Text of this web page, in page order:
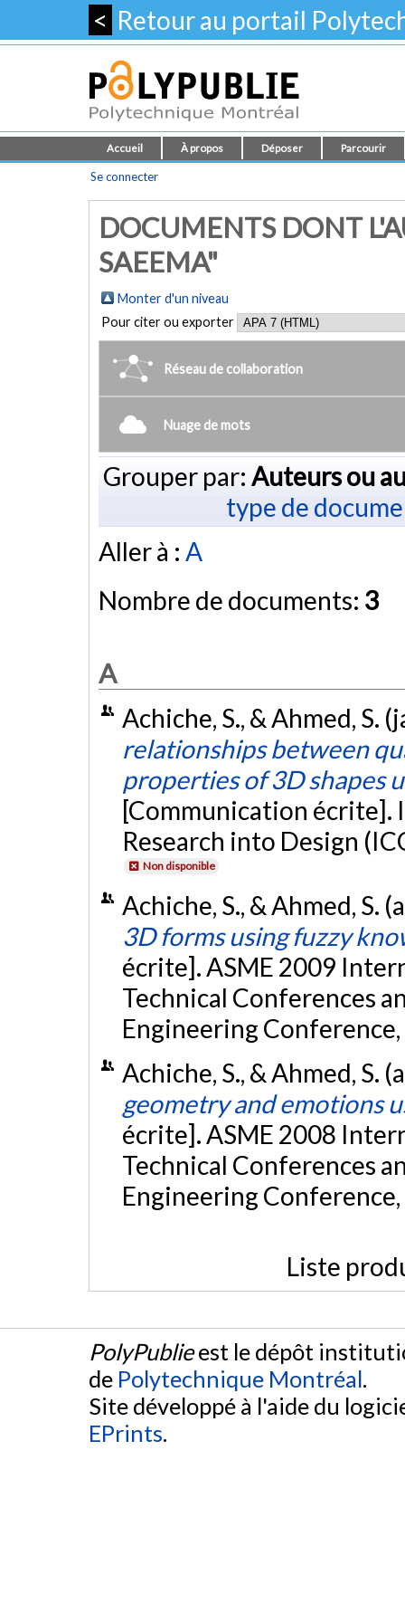
< Retour au portail
Accueil À propos Déposer Parcourir
Se connecter
DOCUMENTS DONT
SAEEMA"
Monter d'un niveau
Pour citer ou exporter
Réseau de collaboration
Nuage de mots
Grouper par: Auteurs ou
type de
Aller à : A
Nombre de documents: 3
A
Achiche, S., & Ahmed, S.
relationships between
properties of 3D shapes
[Communication
Research into Design
Non disponible
Achiche, S., & Ahmed, S.
3D forms using fuzzy
écrite]. ASME 2009
Technical Conferences
Engineering Conference,
Achiche, S., & Ahmed, S.
geometry and emotions
écrite]. ASME 2008
Technical Conferences
Engineering
Liste
PolyPublieest le dépôt
de Polytechnique Montréal.
Site développé à l'aide du
EPrints.